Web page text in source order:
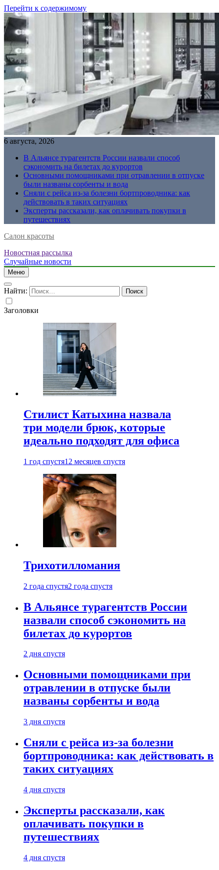
Перейти к содержимому
6 августа, 2026
В Альянсе турагентств России назвали способ
сэкономить на билетах до курортов
Основными помощниками при отравлении в отпуске
были названы сорбенты и вода
Сняли с рейса из-за болезни бортпроводника: как
действовать в таких ситуациях
Эксперты рассказали, как оплачивать покупки в
путешествиях
Салон красоты
Новостная рассылка
Случайные новости
Меню
Найти:
Заголовки
Стилист Катыхина назвала
три модели брюк, которые
идеально подходят для офиса
1 год спустя12 месяцев спустя
Трихотилломания
2 года спустя2 года спустя
В Альянсе турагентств России
назвали способ сэкономить на
билетах до курортов
2 дня спустя
Основными помощниками при
отравлении в отпуске были
названы сорбенты и вода
3 дня спустя
Сняли с рейса из-за болезни
бортпроводника: как действовать в
таких ситуациях
4 дня спустя
Эксперты рассказали, как
оплачивать покупки в
путешествиях
4 дня спустя